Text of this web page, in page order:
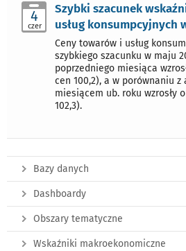
4
czer
Szybki szacunek
usług konsumpcyjnych
Ceny towarów i usług
szybkiego szacunku w maju
poprzedniego miesiąca
cen 100,2), a w porównaniu z
miesiącem ub. roku wzrosły
102,3).
Bazy danych
Dashboardy
Obszary tematyczne
Wskaźniki makroekonomiczne